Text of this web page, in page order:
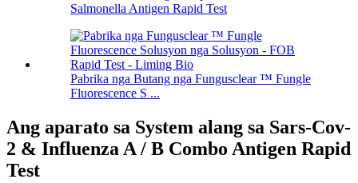
Salmonella Antigen Rapid Test
Pabrika nga Butang nga Fungusclear ™ Fungle
Fluorescence S ...
Ang aparato sa System alang sa Sars-Cov-
2 & Influenza A / B Combo Antigen Rapid
Test